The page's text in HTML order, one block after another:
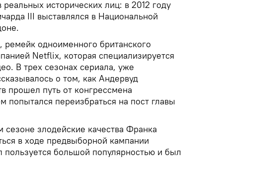
исторических лиц: в 2012 году
III выставлялся в Национальной
одноименного британского
Netflix, которая специализируется
В трех сезонах сериала, уже
о том, как Андервуд
прошел путь от конгрессмена
переизбраться на пост главы
сезоне злодейские качества Франка
в ходе предвыборной кампании
большой популярностью и был